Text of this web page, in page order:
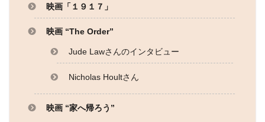
映画「１９１７」
映画 “The Order”
Jude Lawさんのインタビュー
Nicholas Houltさん
映画 “家へ帰ろう”